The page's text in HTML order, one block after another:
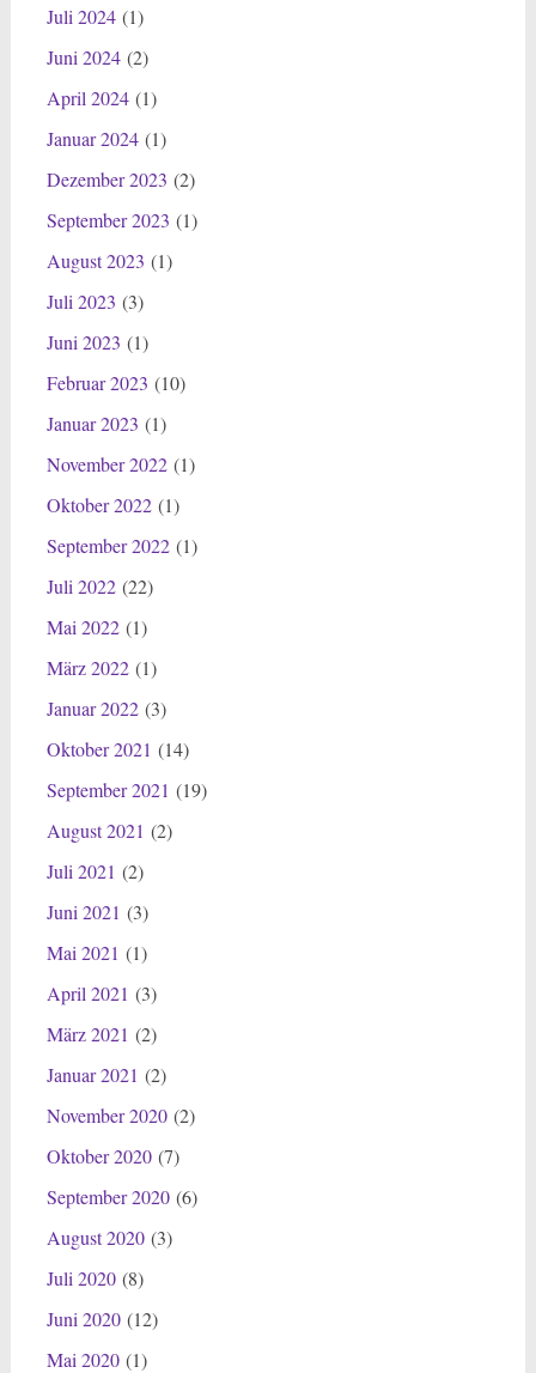
Juli 2024(1)
Juni 2024(2)
April 2024(1)
Januar 2024(1)
Dezember 2023 (2)
September 2023 (1)
August 2023 (1)
Juli 2023 (3)
Juni 2023 (1)
Februar 2023 (10)
Januar 2023 (1)
November 2022(1)
Oktober 2022(1)
September 2022(1)
Juli 2022(22)
Mai 2022(1)
März 2022(1)
Januar 2022(3)
Oktober 2021 (14)
September 2021 (19)
August 2021 (2)
Juli 2021 (2)
Juni 2021 (3)
Mai 2021 (1)
April 2021 (3)
März 2021 (2)
Januar 2021 (2)
November 2020(2)
Oktober 2020(7)
September 2020(6)
August 2020(3)
Juli 2020(8)
Juni 2020(12)
Mai 2020(1)